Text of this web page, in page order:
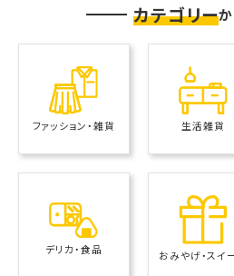
カテゴリー
ファッション・雑貨 生活雑貨
デリカ・食品 おみやげ・スイ